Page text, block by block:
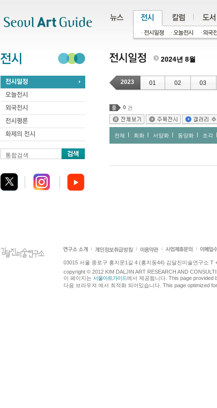
통합검색
2024년 8월
2023 01 02 03
0 건
전체 회화 서양화 동양화 조각
03015 서울 종로구 홍지문1길 4 (홍지동44) 김달진미술연구소 T
copyright © 2012 KIM DALJIN ART RESEARCH AND
이 페이지는 서울아트가이드에서 제공됩니다. This page provided
다음 브라우져 에서 최적화 되어있습니다. This page optimized